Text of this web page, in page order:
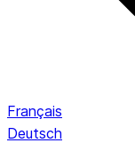
Français
Deutsch